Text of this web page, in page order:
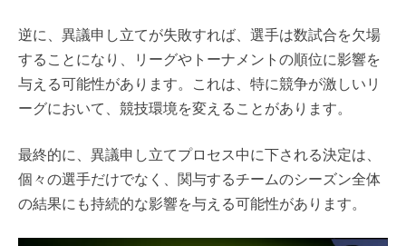
逆に、異議申し立てが失敗すれば、選手は数試合を欠場
することになり、リーグやトーナメントの順位に影響を
与える可能性があります。これは、特に競争が激しいリ
ーグにおいて、競技環境を変えることがあります。
最終的に、異議申し立てプロセス中に下される決定は、
個々の選手だけでなく、関与するチームのシーズン全体
の結果にも持続的な影響を与える可能性があります。